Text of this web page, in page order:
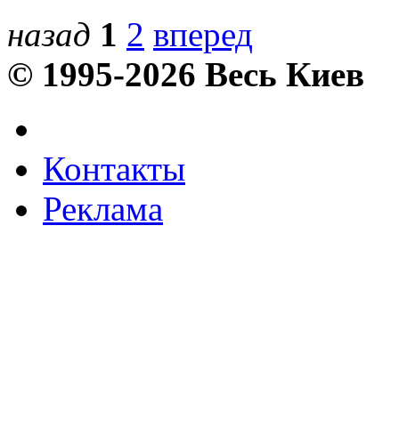
назад 1 2 вперед
© 1995-2026 Весь Киев
Контакты
Реклама